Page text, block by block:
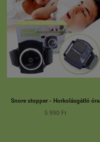
Snore stopper - Horkolásgátló óra
5 990 Ft